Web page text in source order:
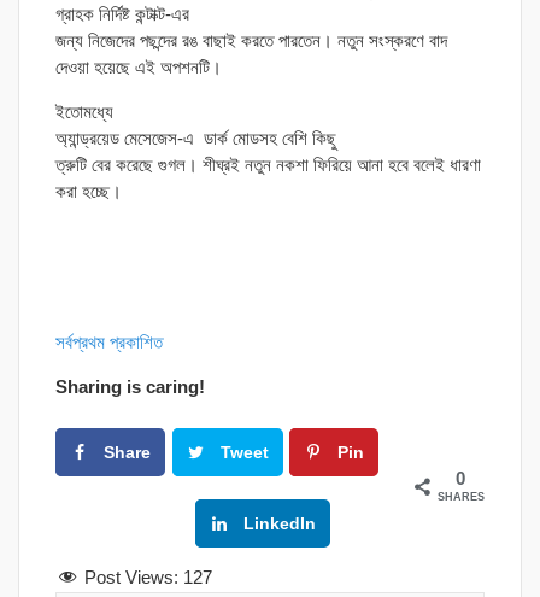
গ্রাহক নির্দিষ্ট কন্টাক্ট-এর
জন্য নিজেদের পছন্দের রঙ বাছাই করতে পারতেন। নতুন সংস্করণে বাদ
দেওয়া হয়েছে এই অপশনটি।
ইতোমধ্যে
অ্যান্ড্রয়েড মেসেজেস-এ ডার্ক মোডসহ বেশি কিছু
ত্রুটি বের করেছে গুগল। শীঘ্রই নতুন নকশা ফিরিয়ে আনা হবে বলেই ধারণা
করা হচ্ছে।
সর্বপ্রথম প্রকাশিত
Sharing is caring!
Share Tweet Pin
LinkedIn
0
SHARES
Post Views: 127